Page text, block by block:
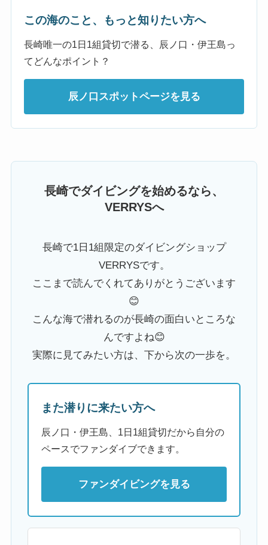
この海のこと、もっと知りたい方へ
長崎唯一の1日1組貸切で潜る、辰ノ口・伊王島っ
てどんなポイント？
辰ノ口スポットページを見る
長崎でダイビングを始めるなら、
VERRYSへ
長崎で1日1組限定のダイビングショップ
VERRYSです。
ここまで読んでくれてありがとうございます
😊
こんな海で潜れるのが長崎の面白いところな
んですよね😊
実際に見てみたい方は、下から次の一歩を。
また潜りに来たい方へ
辰ノ口・伊王島、1日1組貸切だから自分の
ペースでファンダイブできます。
ファンダイビングを見る